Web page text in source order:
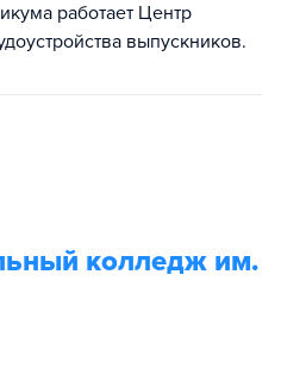
работает Центр
выпускников.
колледж им.